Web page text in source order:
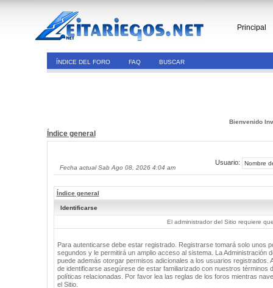
Principal
ÍNDICE DEL FORO FAQ BUSCAR
Bienvenido
Índice general
Fecha actual Sab Ago 08, 2026 4:04 am
Usuario:
Índice general
Identificarse
El administrador del Sitio requiere
Para autenticarse debe estar registrado. Registrarse tomará solo unos
segundos y le permitirá un amplio acceso al sistema. La Administración
puede además otorgar permisos adicionales a los usuarios registrados.
de identificarse asegúrese de estar familiarizado con nuestros términos
políticas relacionadas. Por favor lea las reglas de los foros mientras
el Sitio.